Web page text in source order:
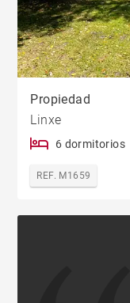
Propiedad
Linxe
6 dormitorios
REF. M1659